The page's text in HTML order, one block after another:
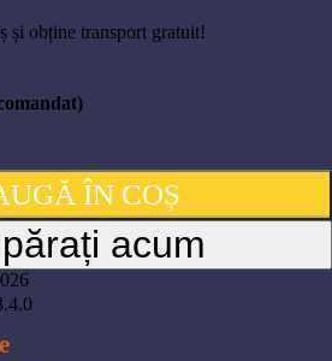
și obține transport gratuit!
ÎN COȘ
acum